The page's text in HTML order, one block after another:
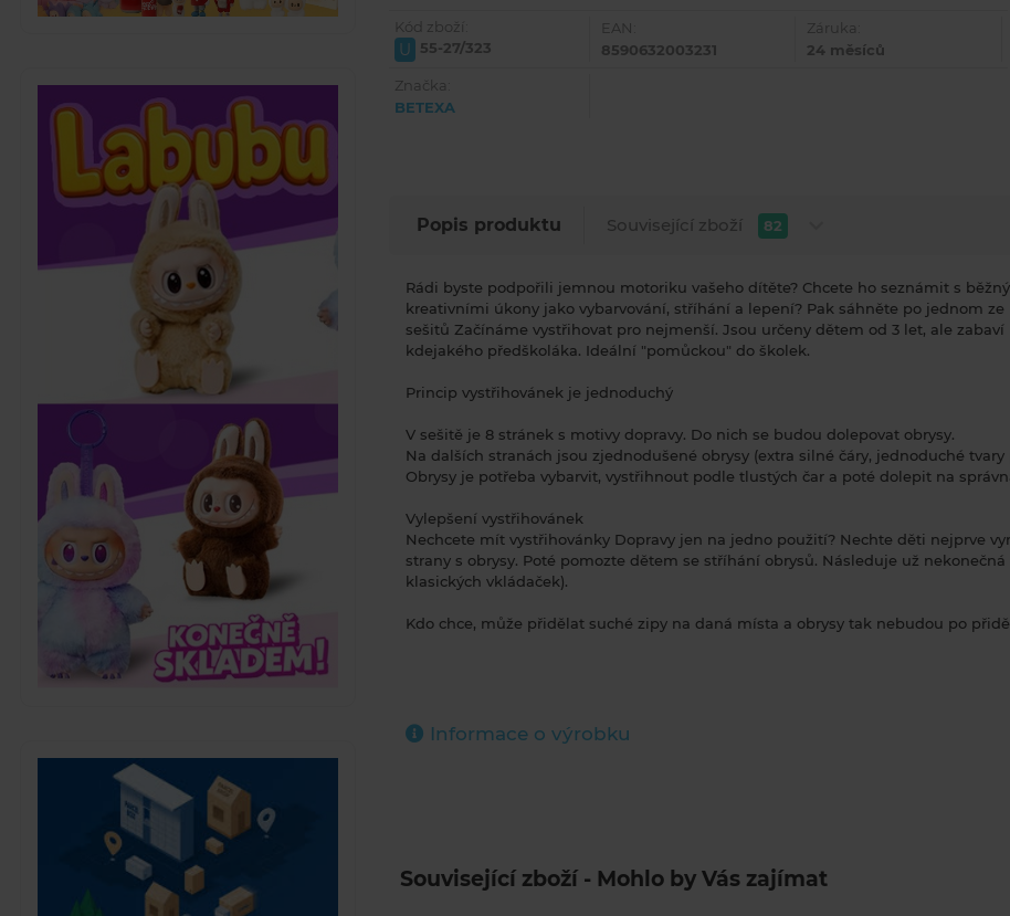
Kód zboží:
U 55-27/323
EAN:
8590632003231
Záruka:
24 měsíců
Značka:
BETEXA
Popis produktu Související zboží 82
Rádi byste podpořili jemnou motoriku vašeho dítěte? Chcete ho seznámit s
kreativními úkony jako vybarvování, stříhání a lepení? Pak sáhněte po jednom ze
sešitů Začínáme vystřihovat pro nejmenší. Jsou určeny dětem od 3 let, ale zabaví
kdejakého předškoláka. Ideální "pomůckou" do školek.
Princip vystřihovánek je jednoduchý
V sešitě je 8 stránek s motivy dopravy. Do nich se budou dolepovat obrysy.
Na dalších stranách jsou zjednodušené obrysy (extra silné čáry, jednoduché tvary
Obrysy je potřeba vybarvit, vystřihnout podle tlustých čar a poté dolepit na
Vylepšení vystřihovánek
Nechcete mít vystřihovánky Dopravy jen na jedno použití? Nechte děti nejprve
strany s obrysy. Poté pomozte dětem se stříhání obrysů. Následuje už
klasických vkládaček).
Kdo chce, může přidělat suché zipy na daná místa a obrysy tak nebudou po
Informace o výrobku
Související zboží - Mohlo by Vás zajímat